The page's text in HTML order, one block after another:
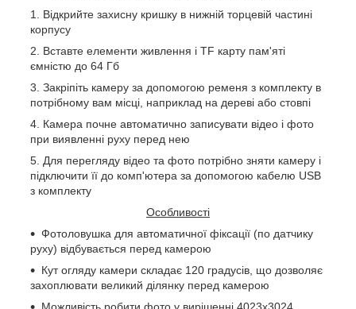
Відкрийте захисну кришку в нижній торцевій частині
корпусу
Вставте елементи живлення і TF карту пам'яті
ємністю до 64 Гб
Закріпіть камеру за допомогою ременя з комплекту в
потрібному вам місці, наприклад на дереві або стовпі
Камера почне автоматично записувати відео і фото
при виявленні руху перед нею
Для перегляду відео та фото потрібно зняти камеру і
підключити її до комп'ютера за допомогою кабелю USB
з комплекту
Особливості
Фотоловушка для автоматичної фіксації (по датчику
руху) відбувається перед камерою
Кут огляду камери складає 120 градусів, що дозволяє
захоплювати великий ділянку перед камерою
Можливість робити фото у вирішенні 4023х3024